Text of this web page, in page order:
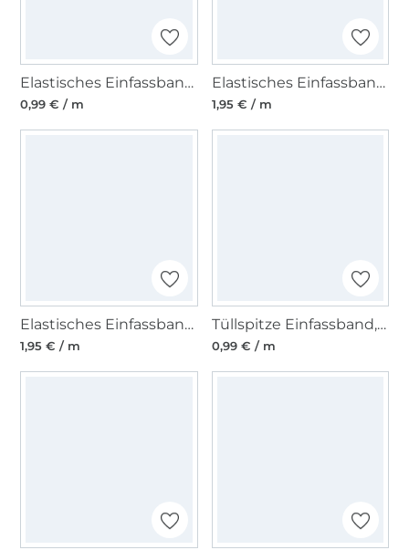
Elastisches Einfassband matt, blaulila
0,99 € / m
Elastisches Einfassband Glitzer, pink
1,95 € / m
Elastisches Einfassband Glitzer, rosa
1,95 € / m
Tüllspitze Einfassband, 48 mm, marine
0,99 € / m